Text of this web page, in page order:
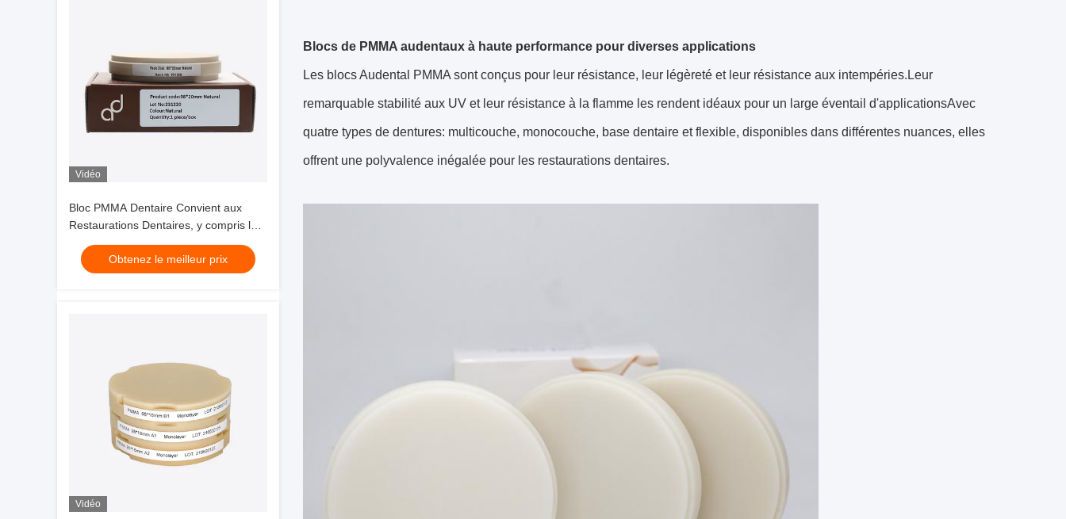
Vidéo
Bloc PMMA Dentaire Convient aux
Restaurations Dentaires, y compris les
Couronnes Temporaires, les Ponts et
les Piliers avec un Matériau Résistant
Obtenez le meilleur prix
Vidéo
Blocs de PMMA audentaux à haute performance pour diverses applications
Les blocs Audental PMMA sont conçus pour leur résistance, leur légèreté et leur résistance aux intempéries.Leur
remarquable stabilité aux UV et leur résistance à la flamme les rendent idéaux pour un large éventail d'applicationsAvec
quatre types de dentures: multicouche, monocouche, base dentaire et flexible, disponibles dans différentes nuances, elles
offrent une polyvalence inégalée pour les restaurations dentaires.